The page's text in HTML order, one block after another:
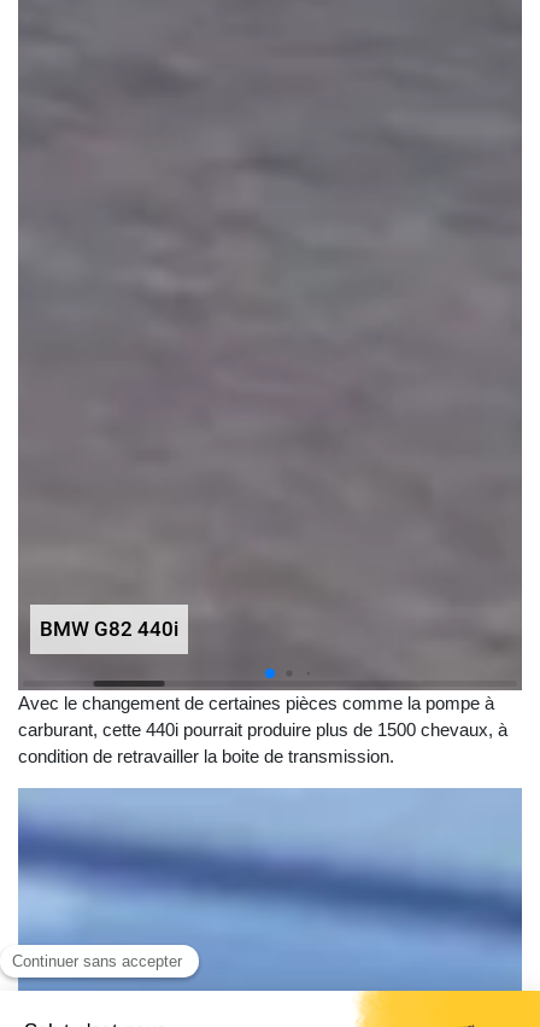
BMW G82 440i
Avec le changement de certaines pièces comme la pompe à
carburant, cette 440i pourrait produire plus de 1500 chevaux, à
condition de retravailler la boite de transmission.